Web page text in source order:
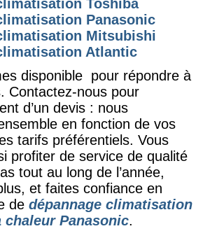
Toshiba
Panasonic
Mitsubishi
Atlantic
disponible pour répondre à
Contactez-nous pour
d’un devis : nous
en fonction de vos
tarifs préférentiels. Vous
profiter de service de qualité
tout au long de l’année,
et faites confiance en
de dépannage climatisation
chaleurPanasonic.